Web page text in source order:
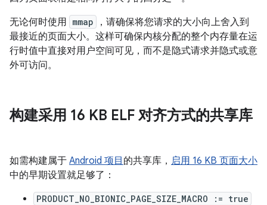
无论何时使用 mmap
，请确保将您请求的大小向上舍入到
最接近的页面大小。这样可确保内核分配的整个内存量在运
行时值中直接对用户空间可见，而不是隐式请求并隐式或意
外可访问。
构建采用 16 KB ELF 对齐方式的共享库
如需构建属于 Android 项目 的共享库， 启用 16 KB 页面大小
中的早期设置就足够了：
PRODUCT_NO_BIONIC_PAGE_SIZE_MACRO := true